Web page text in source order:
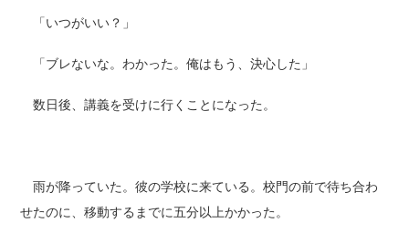
「いつがいい？」
「ブレないな。わかった。俺はもう、決心した」
数日後、講義を受けに行くことになった。
雨が降っていた。彼の学校に来ている。校門の前で待ち合わ
せたのに、移動するまでに五分以上かかった。